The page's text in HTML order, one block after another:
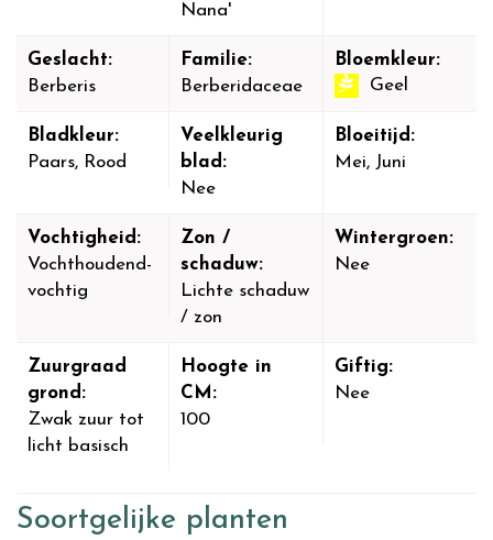
Nana'
Geslacht:
Berberis
Familie:
Berberidaceae
Bloemkleur:
Geel
Bladkleur:
Paars, Rood
Veelkleurig
blad:
Nee
Bloeitijd:
Mei, Juni
Vochtigheid:
Vochthoudend-
vochtig
Zon /
schaduw:
Lichte schaduw
/ zon
Wintergroen:
Nee
Zuurgraad
grond:
Zwak zuur tot
licht basisch
Hoogte in
CM:
100
Giftig:
Nee
Soortgelijke planten